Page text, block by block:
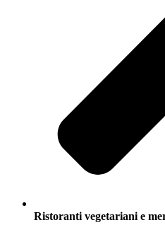
Ristoranti vegetariani e